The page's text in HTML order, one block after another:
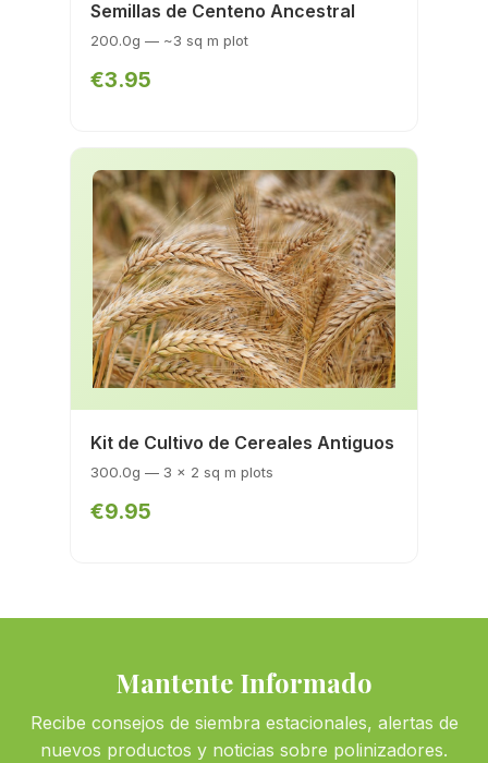
Semillas de Centeno Ancestral
200.0g — ~3 sq m plot
€3.95
Kit de Cultivo de Cereales Antiguos
300.0g — 3 x 2 sq m plots
€9.95
Mantente Informado
Recibe consejos de siembra estacionales, alertas de
nuevos productos y noticias sobre polinizadores.